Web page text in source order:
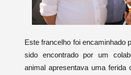
Este francelho foi encaminhado
sido encontrado por um
animal apresentava uma ferida